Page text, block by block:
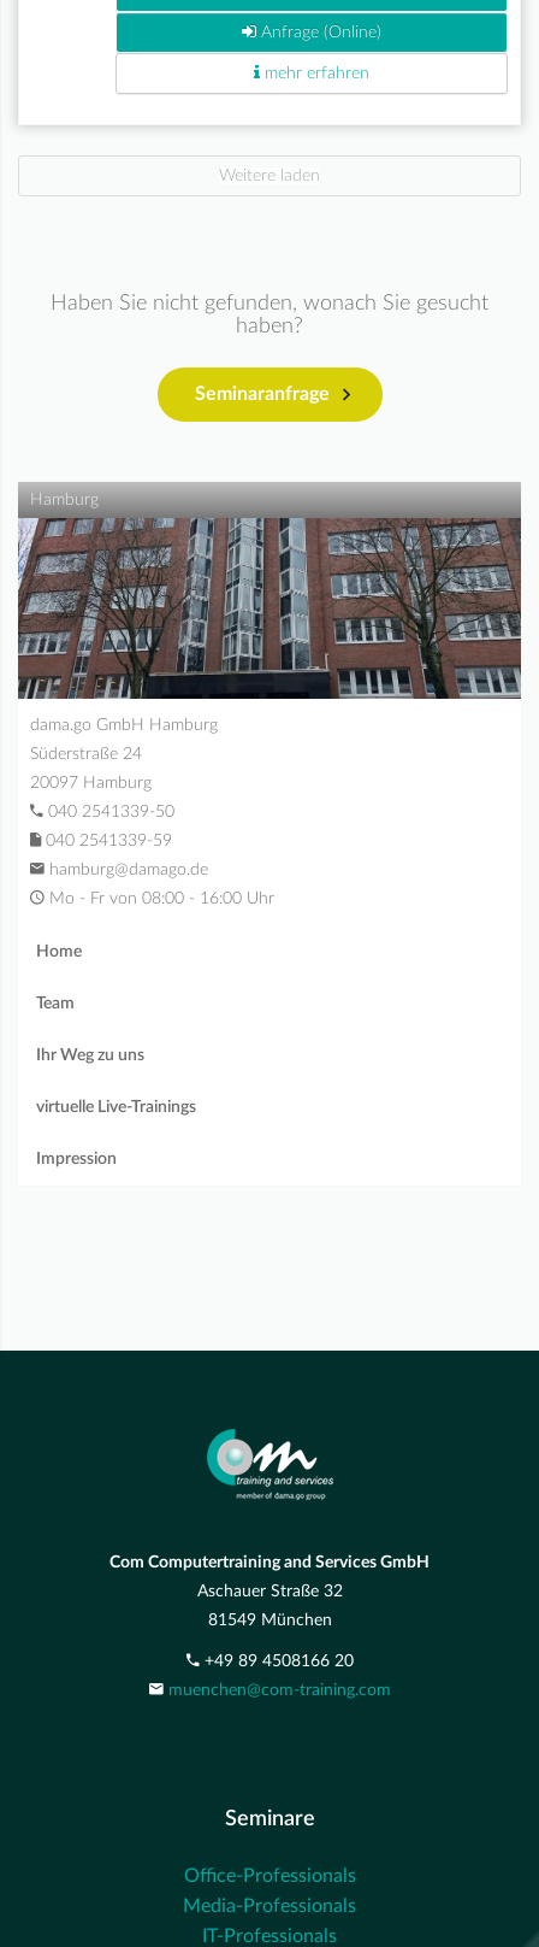
Anfrage (Online)
mehr erfahren
Weitere laden
Haben Sie nicht gefunden, wonach Sie gesucht
haben?
Seminaranfrage
Hamburg
dama.go GmbH Hamburg
Süderstraße 24
20097 Hamburg
040 2541339-50
040 2541339-59
hamburg@damago.de
Mo - Fr von 08:00 - 16:00 Uhr
Home
Team
Ihr Weg zu uns
virtuelle Live-Trainings
Impression
Com Computertraining and Services GmbH
Aschauer Straße 32
81549 München
+49 89 4508166 20
muenchen@com-training.com
Seminare
Office-Professionals
Media-Professionals
IT-Professionals